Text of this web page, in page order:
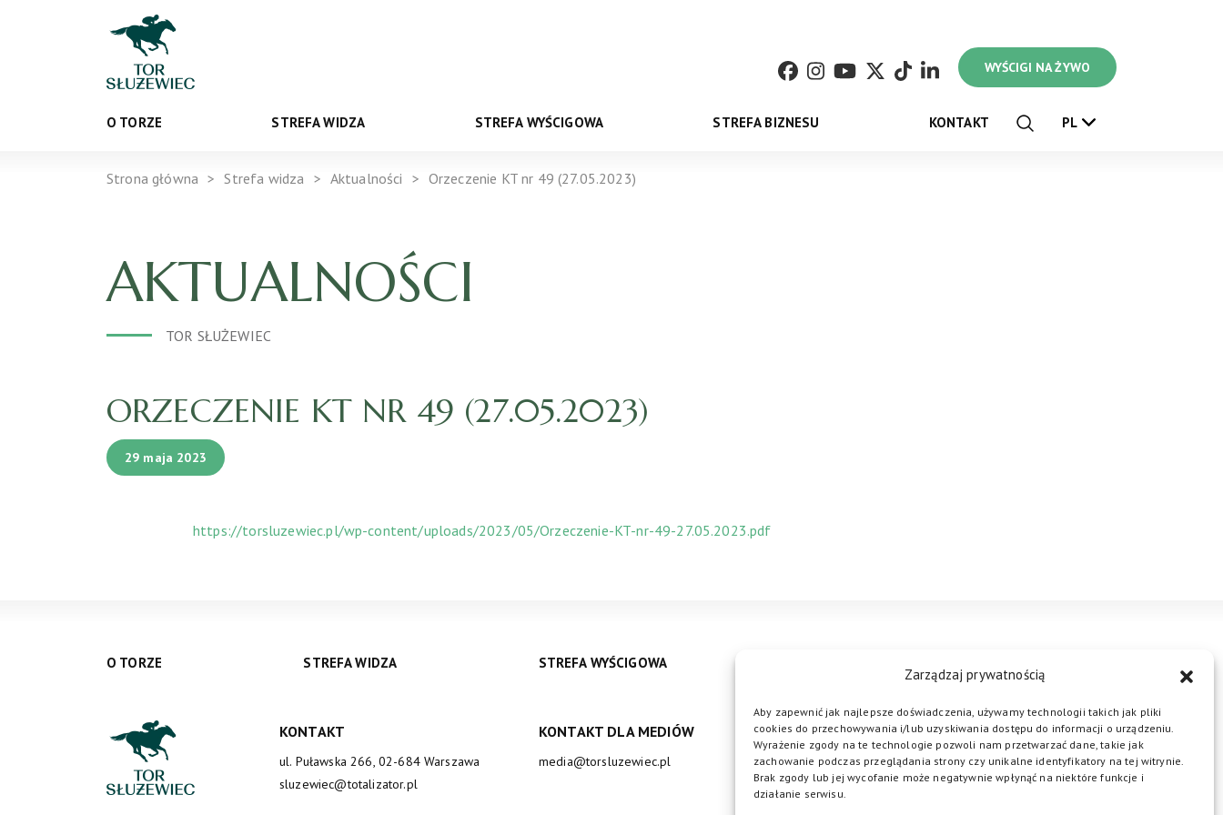
Zarządzaj prywatnością
Aby zapewnić jak najlepsze doświadczenia, używamy technologii takich jak pliki
cookies do przechowywania i/lub uzyskiwania dostępu do informacji o urządzeniu.
Wyrażenie zgody na te technologie pozwoli nam przetwarzać dane, takie jak
zachowanie podczas przeglądania strony czy unikalne identyfikatory na tej witrynie.
Brak zgody lub jej wycofanie może negatywnie wpłynąć na niektóre funkcje i
działanie serwisu.
WYŚCIGI NA ŻYWO
O TORZE STREFA WIDZA STREFA WYŚCIGOWA STREFA BIZNESU KONTAKT PL
Strona główna Strefa widza Aktualności Orzeczenie KT nr 49 (27.05.2023)
AKTUALNOŚCI
TOR SŁUŻEWIEC
ORZECZENIE KT NR 49 (27.05.2023)
29 maja 2023
https://torsluzewiec.pl/wp-content/uploads/2023/05/Orzeczenie-KT-nr-49-27.05.2023.pdf
O TORZE STREFA WIDZA STREFA WYŚCIGOWA
KONTAKT
ul. Puławska 266, 02-684 Warszawa
sluzewiec@totalizator.pl
KONTAKT DLA MEDIÓW
media@torsluzewiec.pl
DOŁĄCZ DO NAS